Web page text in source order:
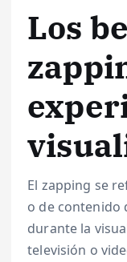
Los
El zapping se
o de contenido
durante la
televisión o